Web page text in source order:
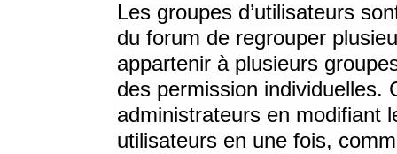
Les groupes d’utilisateurs
du forum de regrouper
appartenir à plusieurs
des permission individuelles.
administrateurs en modifiant
utilisateurs en une fois,